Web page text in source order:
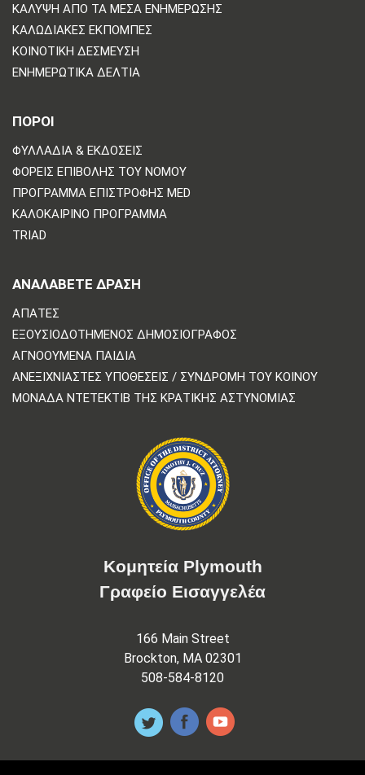
ΚΆΛΥΨΗ ΑΠΌ ΤΑ ΜΈΣΑ ΕΝΗΜΈΡΩΣΗΣ
ΚΑΛΩΔΙΑΚΈΣ ΕΚΠΟΜΠΈΣ
ΚΟΙΝΟΤΙΚΉ ΔΈΣΜΕΥΣΗ
ΕΝΗΜΕΡΩΤΙΚΆ ΔΕΛΤΊΑ
ΠΟΡΟΙ
ΦΥΛΛΆΔΙΑ & ΕΚΔΌΣΕΙΣ
ΦΟΡΕΊΣ ΕΠΙΒΟΛΉΣ ΤΟΥ ΝΌΜΟΥ
ΠΡΌΓΡΑΜΜΑ ΕΠΙΣΤΡΟΦΉΣ MED
ΚΑΛΟΚΑΙΡΙΝΌ ΠΡΌΓΡΑΜΜΑ
TRIAD
ΑΝΑΛΆΒΕΤΕ ΔΡΆΣΗ
ΑΠΆΤΕΣ
ΕΞΟΥΣΙΟΔΟΤΗΜΈΝΟΣ ΔΗΜΟΣΙΟΓΡΆΦΟΣ
ΑΓΝΟΟΎΜΕΝΑ ΠΑΙΔΙΆ
ΑΝΕΞΙΧΝΊΑΣΤΕΣ ΥΠΟΘΈΣΕΙΣ / ΣΥΝΔΡΟΜΉ ΤΟΥ ΚΟΙΝΟΎ
ΜΟΝΆΔΑ ΝΤΕΤΈΚΤΙΒ ΤΗΣ ΚΡΑΤΙΚΉΣ ΑΣΤΥΝΟΜΊΑΣ
Κομητεία Plymouth
Γραφείο Εισαγγελέα
166 Main Street
Brockton, MA 02301
508-584-8120